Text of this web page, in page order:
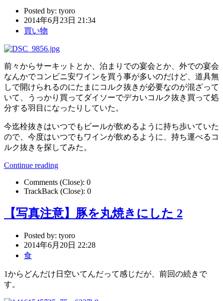
Posted by: tyoro
2014年6月23日 21:34
買い物
前々からサーキットとか、泊まりでの宴会とか、外での宴会
なんかでコンビニ安ワインを買う事が多いのだけど、道具無
しで開けられるのにたまにコルク抜きが必要なのが混ざって
いて、うっかり買ってダイソーでデカいコルク抜き買って処
分する羽目になったりしていた。
今迄栓抜きはいつでもビールが飲めるように持ち歩いていた
ので、今度はいつでもワインが飲めるように、持ち運べるコ
ルク抜きを探してみた。
Continue reading
Comments (Close): 0
TrackBack (Close): 0
【写真注意】豚を丸焼きにした 2
Posted by: tyoro
2014年6月20日 22:28
食
1からどんだけ日空いてんだって感じだが、前回の続きで
す。